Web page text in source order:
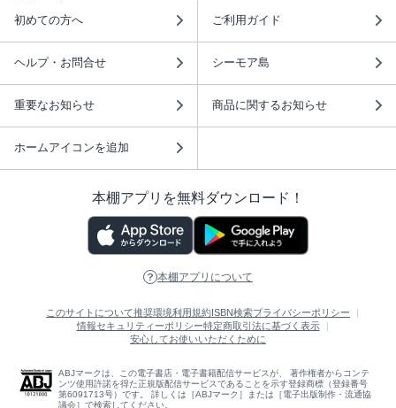
初めての方へ ご利用ガイド
ヘルプ・お問合せ シーモア島
重要なお知らせ 商品に関するお知らせ
ホームアイコンを追加
本棚アプリを無料ダウンロード！
本棚アプリについて
このサイトについて推奨環境利用規約ISBN検索プライバシーポリシー
情報セキュリティーポリシー特定商取引法に基づく表示
安心してお使いいただくために
ABJマークは、この電子書店・電子書籍配信サービスが、 著作権者からコンテ
ンツ使用許諾を得た正規版配信サービスであることを示す登録商標（登録番号
第6091713号）です。 詳しくは［ABJマーク］または［電子出版制作・流通協
議会］で検索してください。